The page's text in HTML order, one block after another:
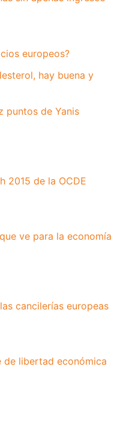
europeos?
hay buena y
puntos de Yanis
2015 de la OCDE
ve para la economía
cancilerías europeas
de libertad económica